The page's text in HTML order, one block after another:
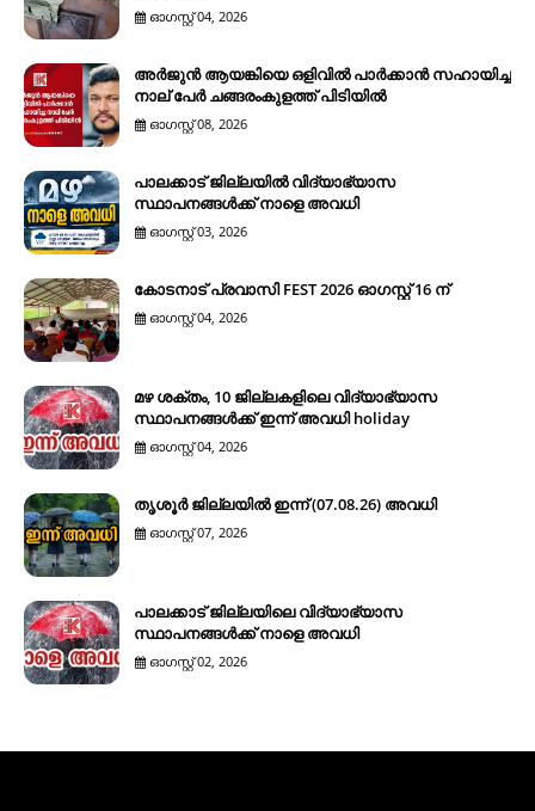
ഓഗസ്റ്റ് 04, 2026
അർജുൻ ആയങ്കിയെ ഒളിവിൽ പാർക്കാൻ സഹായിച്ച
നാല് പേര്‍ ചങ്ങരംകുളത്ത് പിടിയില്‍
ഓഗസ്റ്റ് 08, 2026
പാലക്കാട് ജില്ലയിൽ വിദ്യാഭ്യാസ
സ്ഥാപനങ്ങൾക്ക് നാളെ അവധി
ഓഗസ്റ്റ് 03, 2026
കോടനാട് പ്രവാസി FEST 2026 ഓഗസ്റ്റ് 16 ന്
ഓഗസ്റ്റ് 04, 2026
മഴ ശക്തം, 10 ജില്ലകളിലെ വിദ്യാഭ്യാസ
സ്ഥാപനങ്ങൾക്ക് ഇന്ന് അവധി holiday
ഓഗസ്റ്റ് 04, 2026
തൃശൂർ ജില്ലയിൽ ഇന്ന് (07.08.26) അവധി
ഓഗസ്റ്റ് 07, 2026
പാലക്കാട് ജില്ലയിലെ വിദ്യാഭ്യാസ
സ്ഥാപനങ്ങൾക്ക് നാളെ അവധി
ഓഗസ്റ്റ് 02, 2026